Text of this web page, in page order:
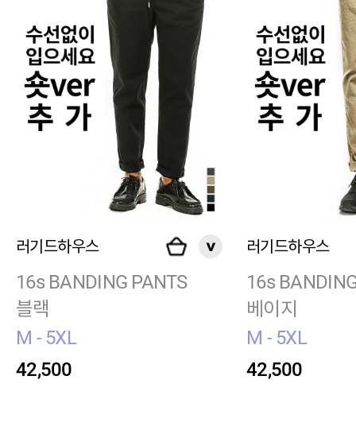
러기드하우스
16s BANDING PANTS
블랙
M - 5XL
42,500
러기드하우스
16s
베이지
M - 5XL
42,500